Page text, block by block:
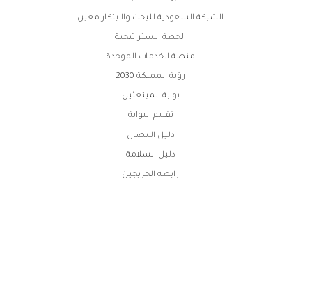
الشبكة السعودية للبحث والابتكار معين
الخطة الاستراتيجية
منصة الخدمات الموحدة
رؤية المملكة 2030
بوابة المبتعثين
تقييم البوابة
دليل الاتصال
دليل السلامة
رابطة الخريجين